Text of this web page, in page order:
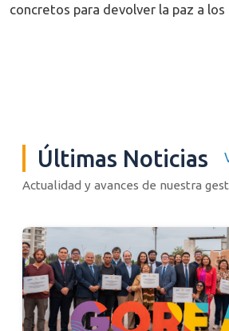
concretos para devolver la paz a los
Últimas Noticias
Actualidad y avances de nuestra